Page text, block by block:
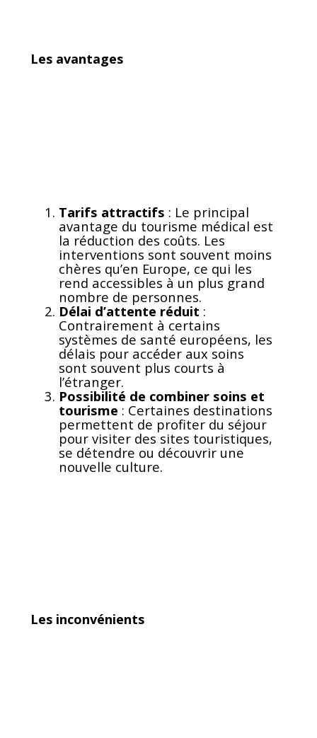
Les avantages
Tarifs attractifs : Le principal
avantage du tourisme médical est
la réduction des coûts. Les
interventions sont souvent moins
chères qu’en Europe, ce qui les
rend accessibles à un plus grand
nombre de personnes.
Délai d’attente réduit :
Contrairement à certains
systèmes de santé européens, les
délais pour accéder aux soins
sont souvent plus courts à
l’étranger.
Possibilité de combiner soins et
tourisme : Certaines destinations
permettent de profiter du séjour
pour visiter des sites touristiques,
se détendre ou découvrir une
nouvelle culture.
Les inconvénients